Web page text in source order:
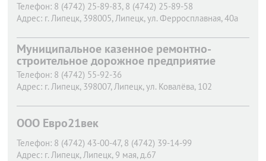
Телефон: 8 (4742) 25-89-83, 8 (4742) 25-89-58
Адрес: г. Липецк, 398005, Липецк, ул. Ферросплавная, 40а
Муниципальное казенное ремонтно-
строительное дорожное предприятие
Телефон: 8 (4742) 55-92-36
Адрес: г. Липецк, 398007, Липецк, ул. Ковалёва, 102
ООО Евро21век
Телефон: 8 (4742) 43-00-47, 8 (4742) 39-14-99
Адрес: г. Липецк, Липецк, 9 мая, д.67